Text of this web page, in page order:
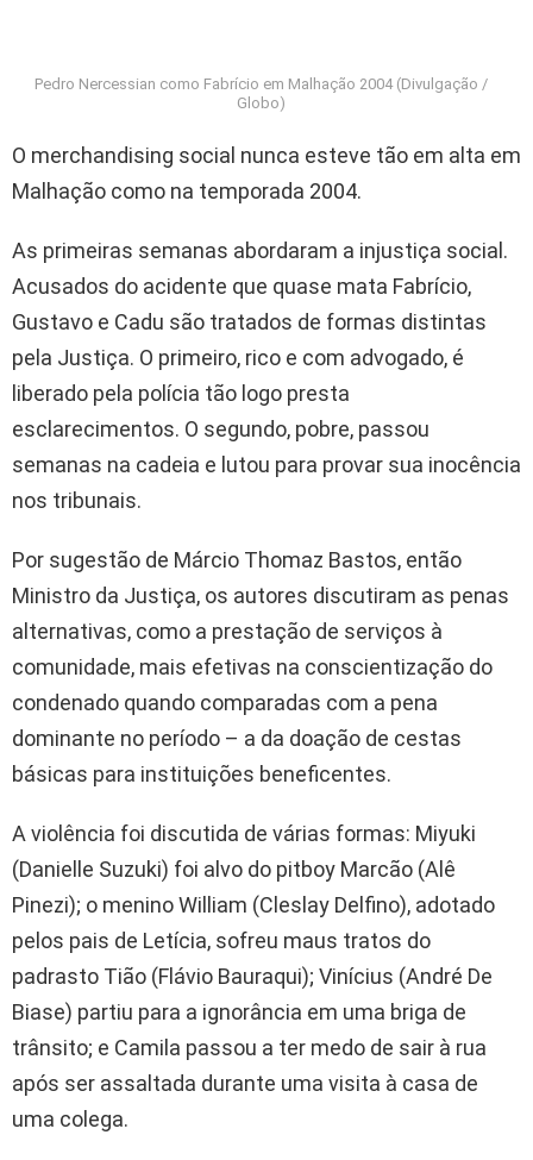
Pedro Nercessian como Fabrício em Malhação 2004 (Divulgação /
Globo)
O merchandising social nunca esteve tão em alta em
Malhação como na temporada 2004.
As primeiras semanas abordaram a injustiça social.
Acusados do acidente que quase mata Fabrício,
Gustavo e Cadu são tratados de formas distintas
pela Justiça. O primeiro, rico e com advogado, é
liberado pela polícia tão logo presta
esclarecimentos. O segundo, pobre, passou
semanas na cadeia e lutou para provar sua inocência
nos tribunais.
Por sugestão de Márcio Thomaz Bastos, então
Ministro da Justiça, os autores discutiram as penas
alternativas, como a prestação de serviços à
comunidade, mais efetivas na conscientização do
condenado quando comparadas com a pena
dominante no período – a da doação de cestas
básicas para instituições beneficentes.
A violência foi discutida de várias formas: Miyuki
(Danielle Suzuki) foi alvo do pitboy Marcão (Alê
Pinezi); o menino William (Cleslay Delfino), adotado
pelos pais de Letícia, sofreu maus tratos do
padrasto Tião (Flávio Bauraqui); Vinícius (André De
Biase) partiu para a ignorância em uma briga de
trânsito; e Camila passou a ter medo de sair à rua
após ser assaltada durante uma visita à casa de
uma colega.